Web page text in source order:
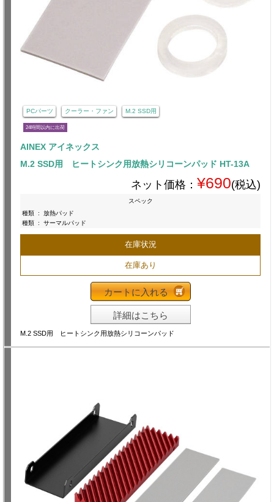
PCパーツ クーラー・ファン M.2 SSD用
24時間以内に出荷
AINEX アイネックス
M.2 SSD用 ヒートシンク用放熱シリコーンパッド HT-13A
ネット価格： ¥690(税込)
スペック
種類 :
放熱パッド
種類 : サーマルパッド
在庫状況
在庫あり
カートに入れる
詳細はこちら
M.2 SSD用 ヒートシンク用放熱シリコーンパッド